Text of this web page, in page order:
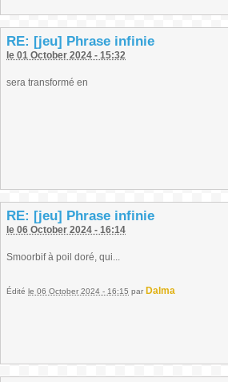
RE: [jeu] Phrase infinie
le 01 October 2024 - 15:32
sera transformé en
RE: [jeu] Phrase infinie
le 06 October 2024 - 16:14
Smoorbif à poil doré, qui...
Édité le 06 October 2024 - 16:15 par Dalma